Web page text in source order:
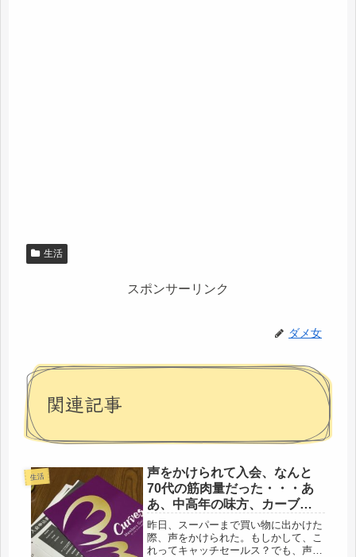
生活
スポンサーリンク
ダメ女
関連記事
生活
声をかけられて入会、なんと
70代の筋肉量だった・・・あ
あ、中高年の味方、カーブス1
年生＾＾
昨日、スーパーまで買い物に出かけた
際、声をかけられた。もしかして、こ
れってキャッチセールス？でも、声掛